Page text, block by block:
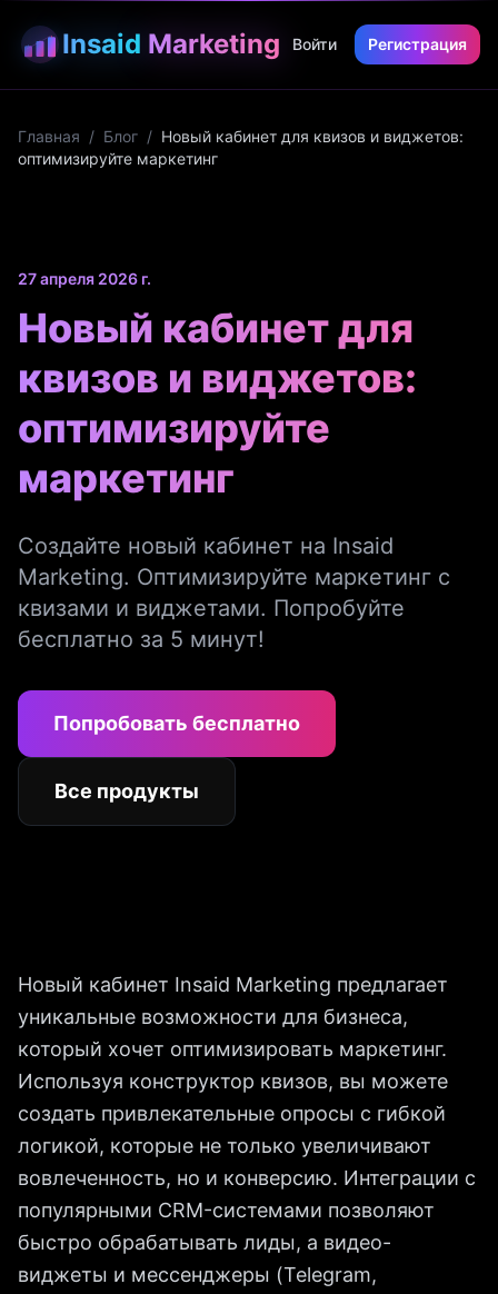
Insaid Marketing Войти Регистрация
Главная / Блог / Новый кабинет для квизов и виджетов:
оптимизируйте маркетинг
27 апреля 2026 г.
Новый кабинет для
квизов и виджетов:
оптимизируйте
маркетинг
Создайте новый кабинет на Insaid
Marketing. Оптимизируйте маркетинг с
квизами и виджетами. Попробуйте
бесплатно за 5 минут!
Попробовать бесплатно
Все продукты
Новый кабинет Insaid Marketing предлагает
уникальные возможности для бизнеса,
который хочет оптимизировать маркетинг.
Используя конструктор квизов, вы можете
создать привлекательные опросы с гибкой
логикой, которые не только увеличивают
вовлеченность, но и конверсию. Интеграции с
популярными CRM-системами позволяют
быстро обрабатывать лиды, а видео-
виджеты и мессенджеры (Telegram,